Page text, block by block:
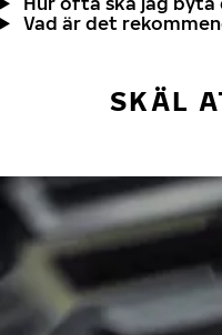
Vad är det
SKÄL